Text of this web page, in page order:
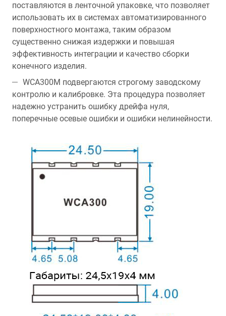
поставляются в ленточной упаковке, что позволяет
использовать их в системах автоматизированного
поверхностного монтажа, таким образом
существенно снижая издержки и повышая
эффективность интеграции и качество сборки
конечного изделия.
WCA300M подвергаются строгому заводскому
контролю и калибровке. Эта процедура позволяет
надежно устранить ошибку дрейфа нуля,
поперечные осевые ошибки и ошибки нелинейности.